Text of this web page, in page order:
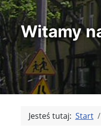
Witamy
Jesteś tutaj: Start